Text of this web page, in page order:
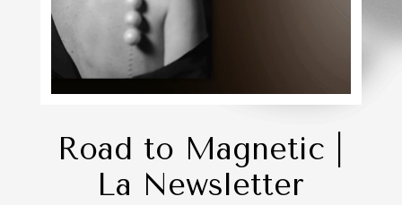
Road to Magnetic |
La Newsletter